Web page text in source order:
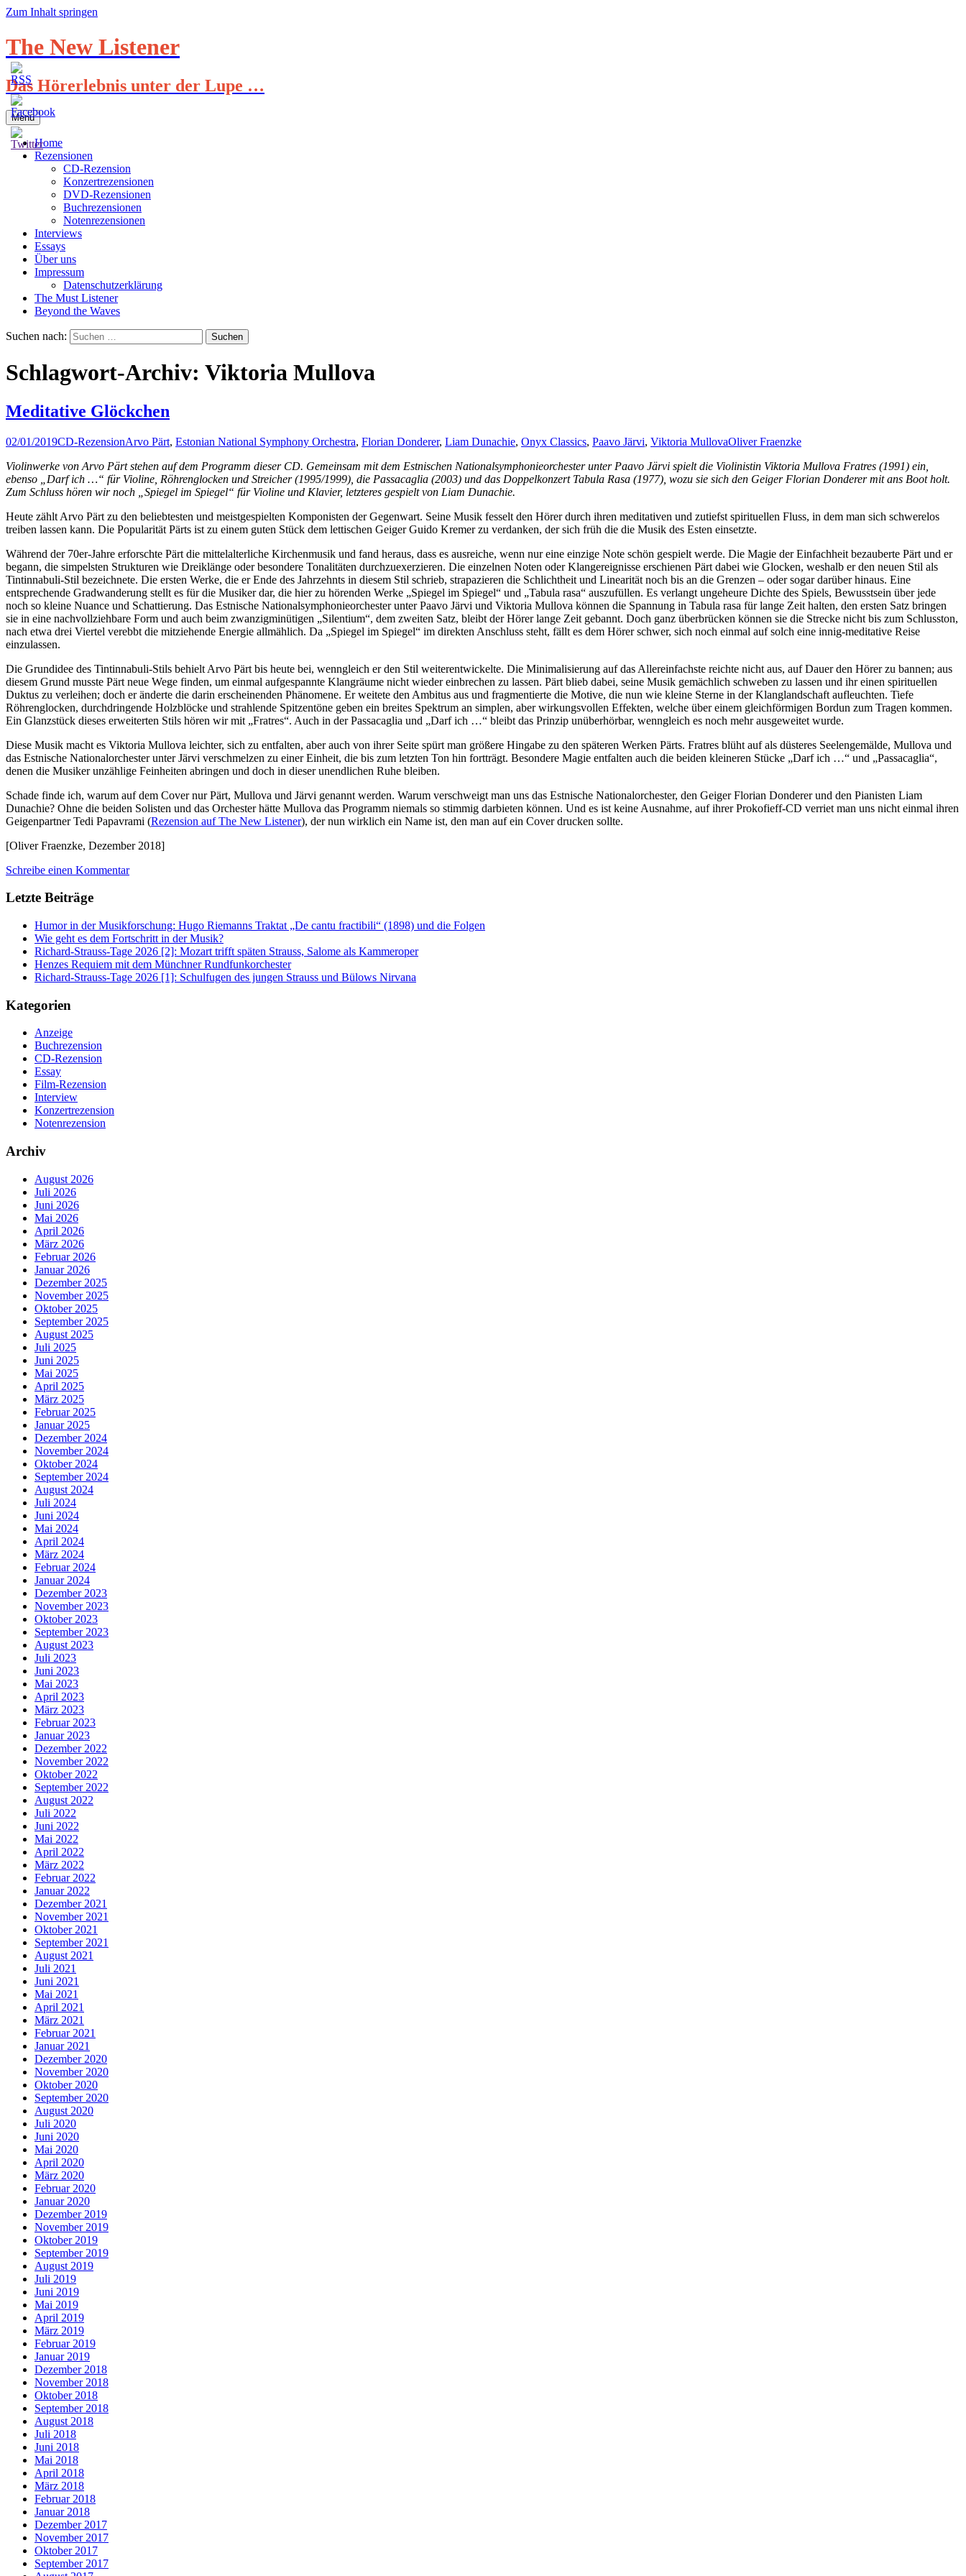
Zum Inhalt springen
The New Listener
Das Hörerlebnis unter der Lupe …
Menü
Home
Rezensionen
CD-Rezension
Konzertrezensionen
DVD-Rezensionen
Buchrezensionen
Notenrezensionen
Interviews
Essays
Über uns
Impressum
Datenschutzerklärung
The Must Listener
Beyond the Waves
Suchen nach:
Schlagwort-Archiv: Viktoria Mullova
Meditative Glöckchen
02/01/2019CD-RezensionArvo Pärt, Estonian National Symphony Orchestra, Florian Donderer, Liam Dunachie, Onyx Classics, Paavo Järvi, Viktoria MullovaOliver Fraenzke
Violinwerke von Arvo Pärt stehen auf dem Programm dieser CD. Gemeinsam mit dem Estnischen Nationalsymphonieorchester unter Paavo Järvi spielt die Violinistin Viktoria Mullova Fratres (1991) ein,
ebenso „Darf ich …“ für Violine, Röhrenglocken und Streicher (1995/1999), die Passacaglia (2003) und das Doppelkonzert Tabula Rasa (1977), wozu sie sich den Geiger Florian Donderer mit ans Boot holt.
Zum Schluss hören wir noch „Spiegel im Spiegel“ für Violine und Klavier, letzteres gespielt von Liam Dunachie.
Heute zählt Arvo Pärt zu den beliebtesten und meistgespielten Komponisten der Gegenwart. Seine Musik fesselt den Hörer durch ihren meditativen und zutiefst spirituellen Fluss, in dem man sich schwerelos
treiben lassen kann. Die Popularität Pärts ist zu einem guten Stück dem lettischen Geiger Guido Kremer zu verdanken, der sich früh die die Musik des Esten einsetzte.
Während der 70er-Jahre erforschte Pärt die mittelalterliche Kirchenmusik und fand heraus, dass es ausreiche, wenn nur eine einzige Note schön gespielt werde. Die Magie der Einfachheit bezauberte Pärt und er
begann, die simpelsten Strukturen wie Dreiklänge oder besondere Tonalitäten durchzuexerzieren. Die einzelnen Noten oder Klangereignisse erschienen Pärt dabei wie Glocken, weshalb er den neuen Stil als
Tintinnabuli-Stil bezeichnete. Die ersten Werke, die er Ende des Jahrzehnts in diesem Stil schrieb, strapazieren die Schlichtheit und Linearität noch bis an die Grenzen – oder sogar darüber hinaus. Eine
entsprechende Gradwanderung stellt es für die Musiker dar, die hier zu hörenden Werke „Spiegel im Spiegel“ und „Tabula rasa“ auszufüllen. Es verlangt ungeheure Dichte des Spiels, Bewusstsein über jede
noch so kleine Nuance und Schattierung. Das Estnische Nationalsymphonieorchester unter Paavo Järvi und Viktoria Mullova können die Spannung in Tabula rasa für lange Zeit halten, den ersten Satz bringen
sie in eine nachvollziehbare Form und auch beim zwanzigminütigen „Silentium“, dem zweiten Satz, bleibt der Hörer lange Zeit gebannt. Doch ganz überbrücken können sie die Strecke nicht bis zum Schlusston,
nach etwa drei Viertel verebbt die mitziehende Energie allmählich. Da „Spiegel im Spiegel“ im direkten Anschluss steht, fällt es dem Hörer schwer, sich noch einmal auf solch eine innig-meditative Reise
einzulassen.
Die Grundidee des Tintinnabuli-Stils behielt Arvo Pärt bis heute bei, wenngleich er den Stil weiterentwickelte. Die Minimalisierung auf das Allereinfachste reichte nicht aus, auf Dauer den Hörer zu bannen; aus
diesem Grund musste Pärt neue Wege finden, um einmal aufgespannte Klangräume nicht wieder einbrechen zu lassen. Pärt blieb dabei, seine Musik gemächlich schweben zu lassen und ihr einen spirituellen
Duktus zu verleihen; doch er änderte die darin erscheinenden Phänomene. Er weitete den Ambitus aus und fragmentierte die Motive, die nun wie kleine Sterne in der Klanglandschaft aufleuchten. Tiefe
Röhrenglocken, durchdringende Holzblöcke und strahlende Spitzentöne geben ein breites Spektrum an simplen, aber wirkungsvollen Effekten, welche über einem gleichförmigen Bordun zum Tragen kommen.
Ein Glanzstück dieses erweiterten Stils hören wir mit „Fratres“. Auch in der Passacaglia und „Darf ich …“ bleibt das Prinzip unüberhörbar, wenngleich es noch mehr ausgeweitet wurde.
Diese Musik macht es Viktoria Mullova leichter, sich zu entfalten, aber auch von ihrer Seite spürt man größere Hingabe zu den späteren Werken Pärts. Fratres blüht auf als düsteres Seelengemälde, Mullova und
das Estnische Nationalorchester unter Järvi verschmelzen zu einer Einheit, die bis zum letzten Ton hin fortträgt. Besondere Magie entfalten auch die beiden kleineren Stücke „Darf ich …“ und „Passacaglia“,
denen die Musiker unzählige Feinheiten abringen und doch in dieser unendlichen Ruhe bleiben.
Schade finde ich, warum auf dem Cover nur Pärt, Mullova und Järvi genannt werden. Warum verschweigt man uns das Estnische Nationalorchester, den Geiger Florian Donderer und den Pianisten Liam
Dunachie? Ohne die beiden Solisten und das Orchester hätte Mullova das Programm niemals so stimmig darbieten können. Und es ist keine Ausnahme, auf ihrer Prokofieff-CD verriet man uns nicht einmal ihren
Geigenpartner Tedi Papavrami (Rezension auf The New Listener), der nun wirklich ein Name ist, den man auf ein Cover drucken sollte.
[Oliver Fraenzke, Dezember 2018]
Schreibe einen Kommentar
Letzte Beiträge
Humor in der Musikforschung: Hugo Riemanns Traktat „De cantu fractibili“ (1898) und die Folgen
Wie geht es dem Fortschritt in der Musik?
Richard-Strauss-Tage 2026 [2]: Mozart trifft späten Strauss, Salome als Kammeroper
Henzes Requiem mit dem Münchner Rundfunkorchester
Richard-Strauss-Tage 2026 [1]: Schulfugen des jungen Strauss und Bülows Nirvana
Kategorien
Anzeige
Buchrezension
CD-Rezension
Essay
Film-Rezension
Interview
Konzertrezension
Notenrezension
Archiv
August 2026
Juli 2026
Juni 2026
Mai 2026
April 2026
März 2026
Februar 2026
Januar 2026
Dezember 2025
November 2025
Oktober 2025
September 2025
August 2025
Juli 2025
Juni 2025
Mai 2025
April 2025
März 2025
Februar 2025
Januar 2025
Dezember 2024
November 2024
Oktober 2024
September 2024
August 2024
Juli 2024
Juni 2024
Mai 2024
April 2024
März 2024
Februar 2024
Januar 2024
Dezember 2023
November 2023
Oktober 2023
September 2023
August 2023
Juli 2023
Juni 2023
Mai 2023
April 2023
März 2023
Februar 2023
Januar 2023
Dezember 2022
November 2022
Oktober 2022
September 2022
August 2022
Juli 2022
Juni 2022
Mai 2022
April 2022
März 2022
Februar 2022
Januar 2022
Dezember 2021
November 2021
Oktober 2021
September 2021
August 2021
Juli 2021
Juni 2021
Mai 2021
April 2021
März 2021
Februar 2021
Januar 2021
Dezember 2020
November 2020
Oktober 2020
September 2020
August 2020
Juli 2020
Juni 2020
Mai 2020
April 2020
März 2020
Februar 2020
Januar 2020
Dezember 2019
November 2019
Oktober 2019
September 2019
August 2019
Juli 2019
Juni 2019
Mai 2019
April 2019
März 2019
Februar 2019
Januar 2019
Dezember 2018
November 2018
Oktober 2018
September 2018
August 2018
Juli 2018
Juni 2018
Mai 2018
April 2018
März 2018
Februar 2018
Januar 2018
Dezember 2017
November 2017
Oktober 2017
September 2017